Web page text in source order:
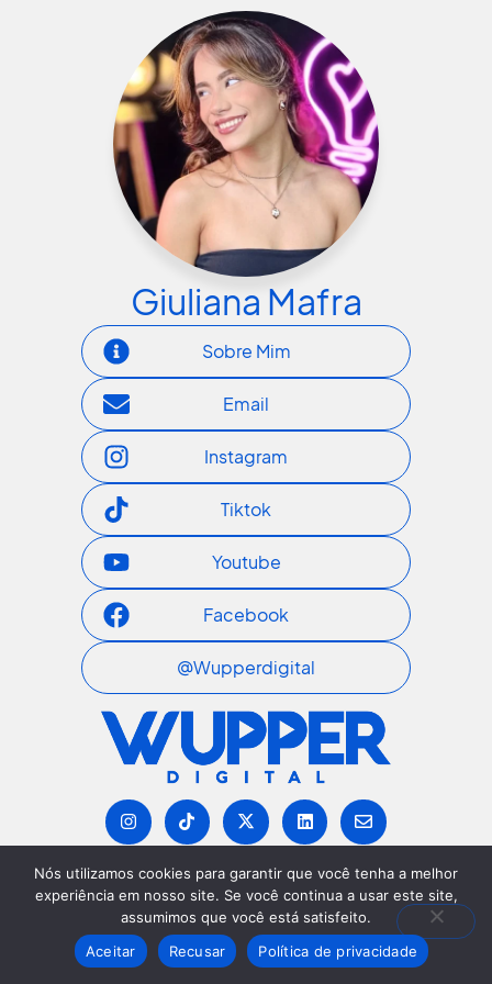
Giuliana Mafra
Sobre Mim
Email
Instagram
Tiktok
Youtube
Facebook
@wupperdigital
I
n
s
a
g
r
a
m
T
i
k
o
k
I
c
o
-
x
-
t
w
i
L
i
n
e
d
i
n
E
n
v
l
o
p
e
Nós utilizamos cookies para garantir que você tenha a melhor
experiência em nosso site. Se você continua a usar este site,
assumimos que você está satisfeito.
Aceitar
Recusar Política de privacidade